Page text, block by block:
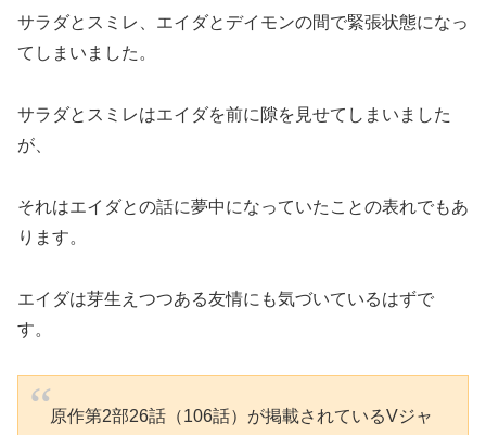
サラダとスミレ、エイダとデイモンの間で緊張状態になっ
てしまいました。
サラダとスミレはエイダを前に隙を見せてしまいました
が、
それはエイダとの話に夢中になっていたことの表れでもあ
ります。
エイダは芽生えつつある友情にも気づいているはずで
す。
原作第2部26話（106話）が掲載されているVジャ